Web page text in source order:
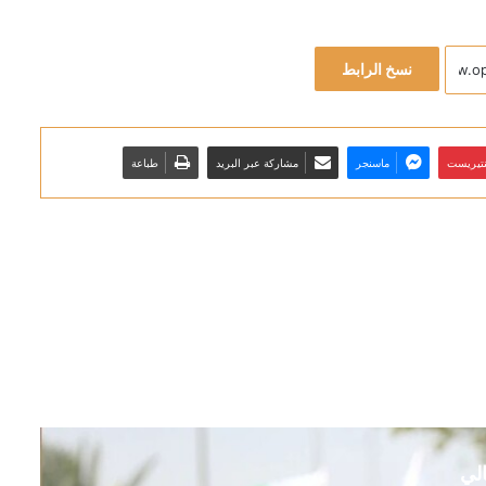
نسخ الرابط
ماسنجر مشاركة عبر البريد طباعة